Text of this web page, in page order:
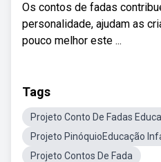
Os contos de fadas
personalidade, ajudam as
pouco melhor este ...
Tags
Projeto Conto De Fadas
Projeto PinóquioEducação
Projeto Contos De Fada